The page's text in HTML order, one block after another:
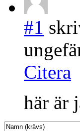
#1
Citera
här är